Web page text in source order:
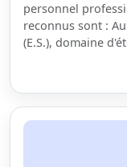
personnel
reconnus sont :
(E.S.), domaine